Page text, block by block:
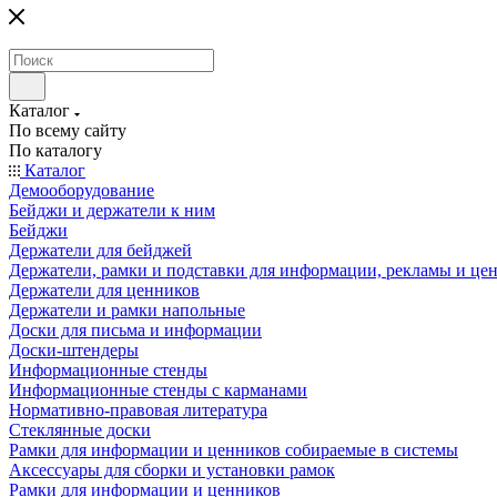
Каталог
По всему сайту
По каталогу
Каталог
Демооборудование
Бейджи и держатели к ним
Бейджи
Держатели для бейджей
Держатели, рамки и подставки для информации, рекламы и
Держатели для ценников
Держатели и рамки напольные
Доски для письма и информации
Доски-штендеры
Информационные стенды
Информационные стенды с карманами
Нормативно-правовая литература
Стеклянные доски
Рамки для информации и ценников собираемые в системы
Аксессуары для сборки и установки рамок
Рамки для информации и ценников